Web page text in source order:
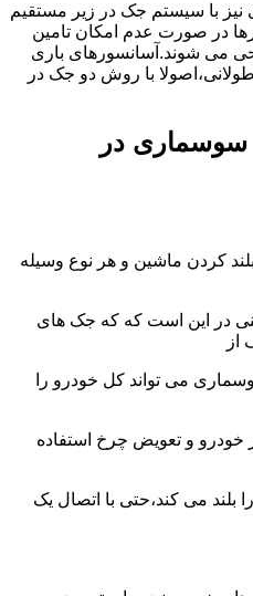
نیز با سیستم جک در زیر مستقیم
در صورت عدم امکان تامین
می شوند.آسانسورهای باری
با روش دو جک در
در
کردن ماشین و هر نوع وسیله
در این است که که جک های
از
می تواند کل خودرو را
و تعویض چرخ استفاده
می کند،حتی با اتصال یک